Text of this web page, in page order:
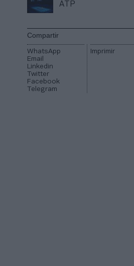
ATP
Compartir
WhatsApp
Email
Linkedin
Twitter
Facebook
Telegram
Imprimir